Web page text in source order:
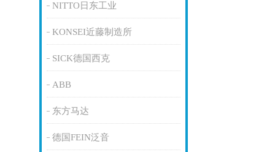
NITTO日东工业
KONSEI近藤制造所
SICK德国西克
ABB
东方马达
德国FEIN泛音